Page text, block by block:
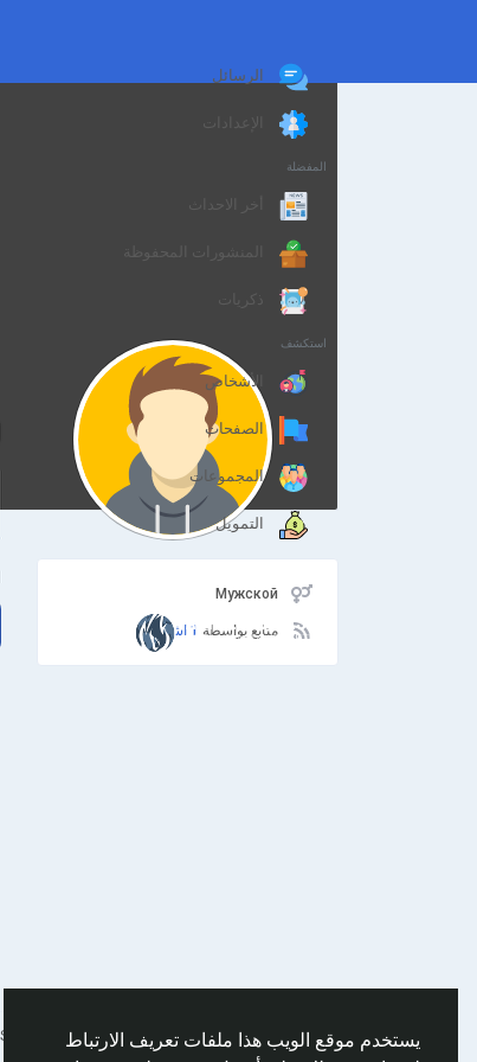
يستخدم موقع الويب هذا ملفات تعريف الارتباط
الرسائل
الإعدادات
المفضلة
أخر الاحداث
المنشورات المحفوظة
ذكريات
استكشف
الأشخاص
الصفحات
المجموعات
التمويل
Мужской
متابع بواسطة 1 اشخاص
© 2026 AnimeSocial.SU - Первая аниме сеть!
Arabic